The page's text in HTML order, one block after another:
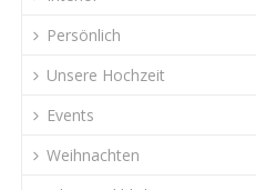
Persönlich
Unsere Hochzeit
Events
Weihnachten